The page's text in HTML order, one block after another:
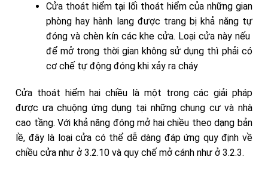
Cửa thoát hiểm tại lối thoát hiểm của những gian
phòng hay hành lang được trang bị khả năng tự
đóng và chèn kín các khe cửa. Loại cửa này nếu
để mở trong thời gian không sử dụng thì phải có
cơ chế tự động đóng khi xảy ra cháy
Cửa thoát hiểm hai chiều là một trong các giải pháp
được ưa chuộng ứng dụng tại những chung cư và nhà
cao tầng. Với khả năng đóng mở hai chiều theo dạng bản
lề, đây là loại cửa có thể dễ dàng đáp ứng quy định về
chiều cửa như ở 3.2.10 và quy chế mở cánh như ở 3.2.3.